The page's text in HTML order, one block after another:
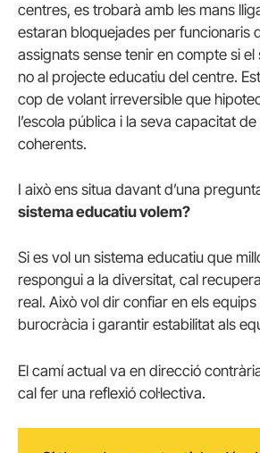
centres, es trobarà amb les mans
estaran bloquejades per funcionaris
assignats sense tenir en compte si el
no al projecte educatiu del centre.
cop de volant irreversible que
l’escola pública i la seva capacitat
coherents.
I això ens situa davant d’una
sistema educatiu volem?
Si es vol un sistema educatiu que
respongui a la diversitat, cal
real. Això vol dir confiar en els
burocràcia i garantir estabilitat als
El camí actual va en direcció
cal fer una reflexió col·lectiva.